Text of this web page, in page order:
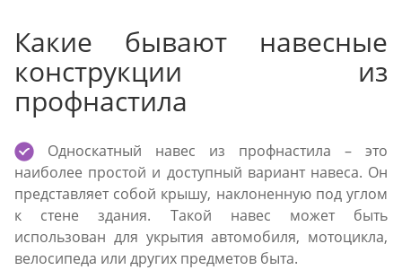
Какие бывают навесные
конструкции из
профнастила
Односкатный навес из профнастила – это
наиболее простой и доступный вариант навеса. Он
представляет собой крышу, наклоненную под углом
к стене здания. Такой навес может быть
использован для укрытия автомобиля, мотоцикла,
велосипеда или других предметов быта.